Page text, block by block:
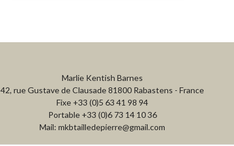
Marlie Kentish Barnes
42, rue Gustave de Clausade 81800 Rabastens - France
Fixe +33 (0)5 63 41 98 94
Portable +33 (0)6 73 14 10 36
Mail: mkbtailledepierre@gmail.com